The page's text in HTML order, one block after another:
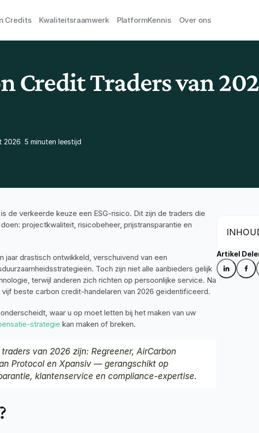
Credits Kwaliteitsraamwerk PlatformKennis Over ons
Credit Traders van
2026 5 minuten leestijd
de verkeerde keuze een ESG-risico. Dit zijn de traders die
projectkwaliteit, risicobeheer, prijstransparantie en
drastisch ontwikkeld, verschuivend van een
Toch zijn niet alle aanbieders gelijk
terwijl anderen zich richten op persoonlijke service. Na
beste carbon credit-handelaren van 2026 geïdentificeerd.
waar u op moet letten bij het maken van uw
strategie kan maken of breken.
van 2026 zijn: Regreener, AirCarbon
Protocol en Xpansiv — gerangschikt op
klantenservice en compliance-expertise.
Artikel